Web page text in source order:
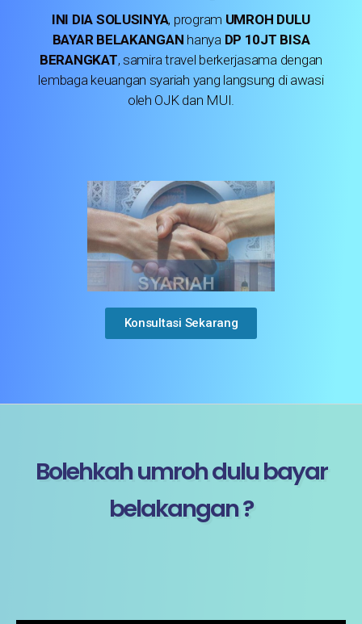
INI DIA SOLUSINYA, program UMROH DULU
BAYAR BELAKANGAN hanya DP 10JT BISA
BERANGKAT, samira travel berkerjasama dengan
lembaga keuangan syariah yang langsung di awasi
oleh OJK dan MUI.
Konsultasi Sekarang
Bolehkah umroh dulu bayar
belakangan ?